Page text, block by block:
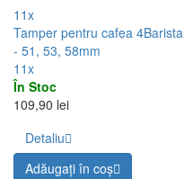
11x
Tamper pentru cafea 4Barista
- 51, 53, 58mm
11x
În Stoc
109,90 lei
Detaliu
Adăugați în coş